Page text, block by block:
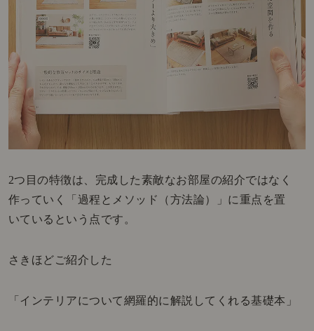
2つ目の特徴は、完成した素敵なお部屋の紹介ではなく
作っていく「過程とメソッド（方法論）」に重点を置
いているという点です。
さきほどご紹介した
「インテリアについて網羅的に解説してくれる基礎本」